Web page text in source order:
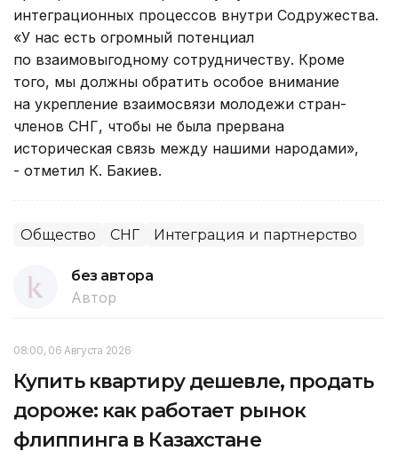
интеграционных процессов внутри Содружества.
«У нас есть огромный потенциал
по взаимовыгодному сотрудничеству. Кроме
того, мы должны обратить особое внимание
на укрепление взаимосвязи молодежи стран-
членов СНГ, чтобы не была прервана
историческая связь между нашими народами»,
- отметил К. Бакиев.
Общество СНГ Интеграция и партнерство
без автора
Автор
08:00, 06 Августа 2026
Купить квартиру дешевле, продать
дороже: как работает рынок
флиппинга в Казахстане